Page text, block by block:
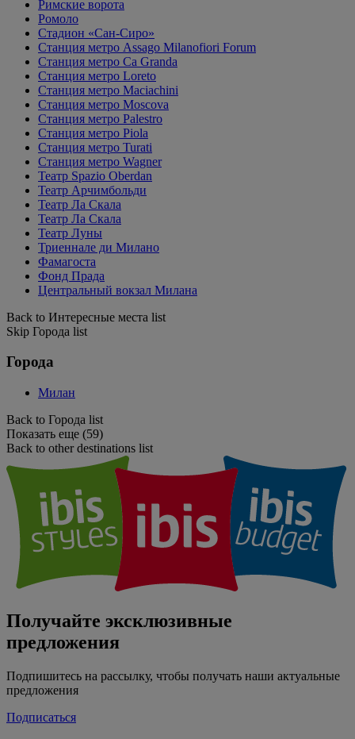
Римские ворота
Ромоло
Стадион «Сан-Сиро»
Станция метро Assago Milanofiori Forum
Станция метро Ca Granda
Станция метро Loreto
Станция метро Maciachini
Станция метро Moscova
Станция метро Palestro
Станция метро Piola
Станция метро Turati
Станция метро Wagner
Театр Spazio Oberdan
Театр Арчимбольди
Театр Ла Скала
Театр Ла Скала
Театр Луны
Триеннале ди Милано
Фамагоста
Фонд Прада
Центральный вокзал Милана
Back to Интересные места list
Skip Города list
Города
Милан
Back to Города list
Показать еще (59)
Back to other destinations list
Получайте эксклюзивные
предложения
Подпишитесь на рассылку, чтобы получать наши актуальные
предложения
Подписаться